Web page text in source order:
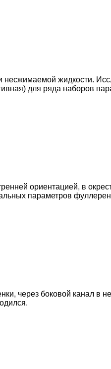
жидкости.
для ряда наборов
ориентацией, в
параметров
через боковой канал в